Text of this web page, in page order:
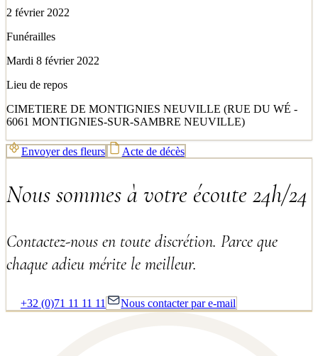
2 février 2022
Funérailles
Mardi 8 février 2022
Lieu de repos
CIMETIERE DE MONTIGNIES NEUVILLE (RUE DU WÉ -
6061 MONTIGNIES-SUR-SAMBRE NEUVILLE)
Envoyer des fleurs Acte de décès
Nous sommes à votre écoute 24h/24
Contactez-nous en toute discrétion. Parce que
chaque adieu mérite le meilleur.
+32 (0)71 11 11 11 Nous contacter par e-mail